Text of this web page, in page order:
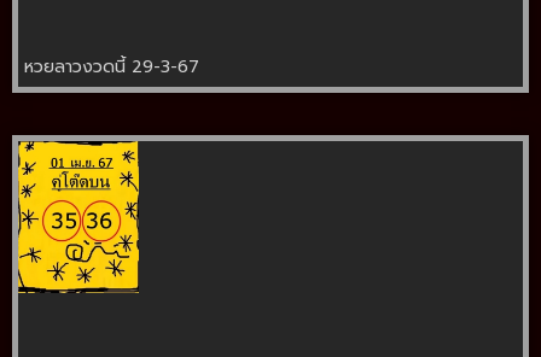
หวยลาวงวดนี้ 29-3-67